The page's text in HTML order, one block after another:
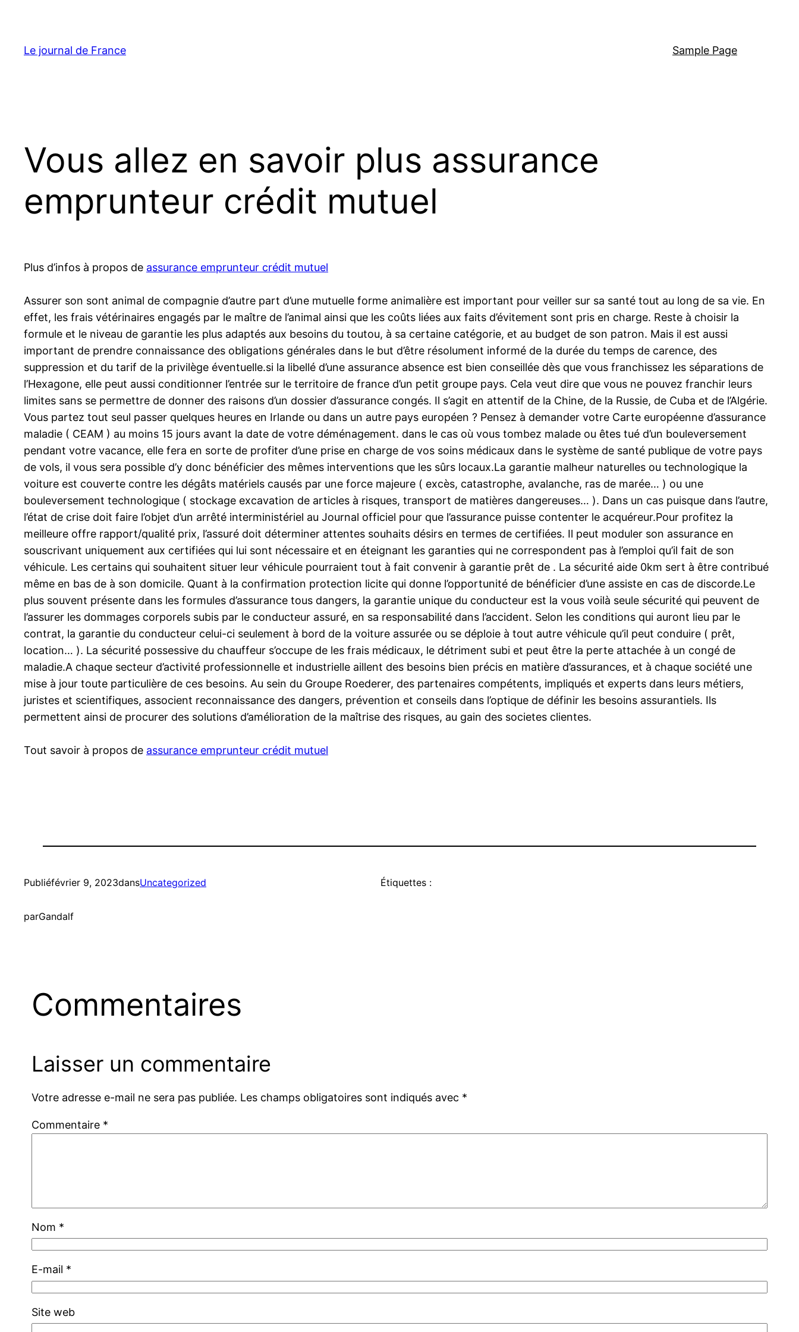
contenu
Le journal de France Sample Page
Vous allez en savoir plus assurance
emprunteur crédit mutuel
Plus d’infos à propos de assurance emprunteur crédit mutuel
Assurer son sont animal de compagnie d’autre part d’une mutuelle forme animalière est important pour veiller sur sa santé tout au long de sa vie. En
effet, les frais vétérinaires engagés par le maître de l’animal ainsi que les coûts liées aux faits d’évitement sont pris en charge. Reste à choisir la
formule et le niveau de garantie les plus adaptés aux besoins du toutou, à sa certaine catégorie, et au budget de son patron. Mais il est aussi
important de prendre connaissance des obligations générales dans le but d’être résolument informé de la durée du temps de carence, des
suppression et du tarif de la privilège éventuelle.si la libellé d’une assurance absence est bien conseillée dès que vous franchissez les séparations de
l’Hexagone, elle peut aussi conditionner l’entrée sur le territoire de france d’un petit groupe pays. Cela veut dire que vous ne pouvez franchir leurs
limites sans se permettre de donner des raisons d’un dossier d’assurance congés. Il s’agit en attentif de la Chine, de la Russie, de Cuba et de l’Algérie.
Vous partez tout seul passer quelques heures en Irlande ou dans un autre pays européen ? Pensez à demander votre Carte européenne d’assurance
maladie ( CEAM ) au moins 15 jours avant la date de votre déménagement. dans le cas où vous tombez malade ou êtes tué d’un bouleversement
pendant votre vacance, elle fera en sorte de profiter d’une prise en charge de vos soins médicaux dans le système de santé publique de votre pays
de vols, il vous sera possible d’y donc bénéficier des mêmes interventions que les sûrs locaux.La garantie malheur naturelles ou technologique la
voiture est couverte contre les dégâts matériels causés par une force majeure ( excès, catastrophe, avalanche, ras de marée… ) ou une
bouleversement technologique ( stockage excavation de articles à risques, transport de matières dangereuses… ). Dans un cas puisque dans l’autre,
l’état de crise doit faire l’objet d’un arrêté interministériel au Journal officiel pour que l’assurance puisse contenter le acquéreur.Pour profitez la
meilleure offre rapport/qualité prix, l’assuré doit déterminer attentes souhaits désirs en termes de certifiées. Il peut moduler son assurance en
souscrivant uniquement aux certifiées qui lui sont nécessaire et en éteignant les garanties qui ne correspondent pas à l’emploi qu’il fait de son
véhicule. Les certains qui souhaitent situer leur véhicule pourraient tout à fait convenir à garantie prêt de . La sécurité aide 0km sert à être contribué
même en bas de à son domicile. Quant à la confirmation protection licite qui donne l’opportunité de bénéficier d’une assiste en cas de discorde.Le
plus souvent présente dans les formules d’assurance tous dangers, la garantie unique du conducteur est la vous voilà seule sécurité qui peuvent de
l’assurer les dommages corporels subis par le conducteur assuré, en sa responsabilité dans l’accident. Selon les conditions qui auront lieu par le
contrat, la garantie du conducteur celui-ci seulement à bord de la voiture assurée ou se déploie à tout autre véhicule qu’il peut conduire ( prêt,
location… ). La sécurité possessive du chauffeur s’occupe de les frais médicaux, le détriment subi et peut être la perte attachée à un congé de
maladie.A chaque secteur d’activité professionnelle et industrielle aillent des besoins bien précis en matière d’assurances, et à chaque société une
mise à jour toute particulière de ces besoins. Au sein du Groupe Roederer, des partenaires compétents, impliqués et experts dans leurs métiers,
juristes et scientifiques, associent reconnaissance des dangers, prévention et conseils dans l’optique de définir les besoins assurantiels. Ils
permettent ainsi de procurer des solutions d’amélioration de la maîtrise des risques, au gain des societes clientes.
Tout savoir à propos de assurance emprunteur crédit mutuel
Publiéfévrier 9, 2023dansUncategorized
parGandalf
Étiquettes :
Commentaires
Laisser un commentaire
Votre adresse e-mail ne sera pas publiée. Les champs obligatoires sont indiqués avec *
Commentaire *
Nom *
E-mail *
Site web